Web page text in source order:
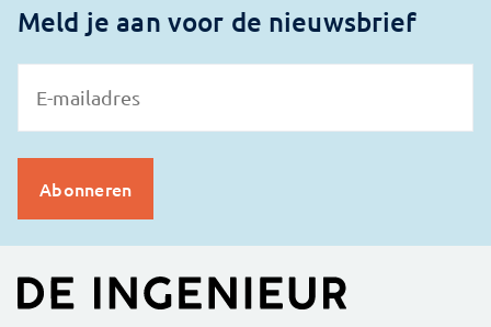
Meld je aan voor de nieuwsbrief